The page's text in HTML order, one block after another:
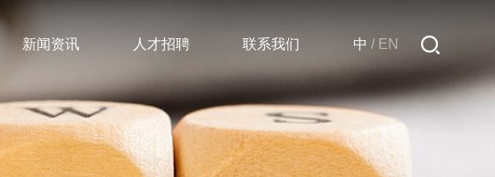
中 / EN
新闻资讯 人才招聘 联系我们